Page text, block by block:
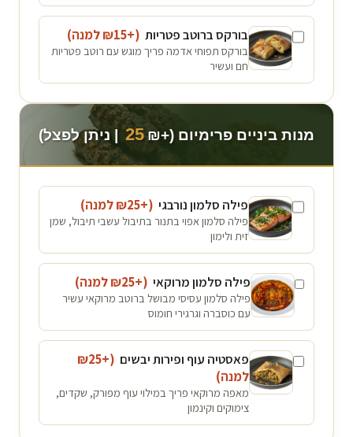
בורקס ברוטב פטריות (+₪
15 למנה)
בורקס תפוחי אדמה פריך מוגש עם רוטב פטריות
חם ועשיר
מנות ביניים פרימיום (+₪ 25 | ניתן לפצל)
פילה סלמון נורבגי (+₪
25 למנה)
פילה סלמון אפוי בתנור בתיבול עשבי תיבול, שמן
זית ולימון
פילה סלמון מרוקאי (+₪
25 למנה)
פילה סלמון עסיסי מבושל ברוטב מרוקאי עשיר
עם כוסברה וגרגירי חומוס
פאסטיה עוף ופירות יבשים (+₪
25
למנה)
מאפה מרוקאי פריך במילוי עוף מפורק, שקדים,
צימוקים וקינמון